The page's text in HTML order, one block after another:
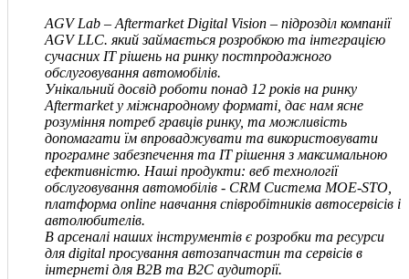
AGV Lab – Aftermarket Digital Vision – підрозділ компанії
AGVLLC. який займається розробкою та інтеграцією
сучасних IT рішень на ринку постпродажного
обслуговування автомобілів.
Унікальний досвід роботи понад 12 років на ринку
Aftermarket у міжнародному форматі, дає нам ясне
розуміння потреб гравців ринку, та можливість
допомагати їм впроваджувати та використовувати
програмне забезпечення та IT рішення з максимальною
ефективністю. Наші продукти: веб технології
обслуговування автомобілів - CRM Система MOE-STO,
платформа online навчання співробітників автосервісів і
автолюбителів.
В арсеналі наших інструментів є розробки та ресурси
для digital просування автозапчастин та сервісів в
інтернеті для В2В та В2С аудиторії.